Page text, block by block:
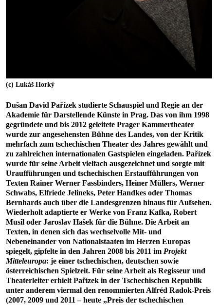
(c) Lukáš Horký
Dušan David Pařízek studierte Schauspiel und Regie an der
Akademie für Darstellende Künste in Prag. Das von ihm 1998
gegründete und bis 2012 geleitete Prager Kammertheater
wurde zur angesehensten Bühne des Landes, von der Kritik
mehrfach zum tschechischen Theater des Jahres gewählt und
zu zahlreichen internationalen Gastspielen eingeladen. Pařízek
wurde für seine Arbeit vielfach ausgezeichnet und sorgte mit
Uraufführungen und tschechischen Erstaufführungen von
Texten Rainer Werner Fassbinders, Heiner Müllers, Werner
Schwabs, Elfriede Jelineks, Peter Handkes oder Thomas
Bernhards auch über die Landesgrenzen hinaus für Aufsehen.
Wiederholt adaptierte er Werke von Franz Kafka, Robert
Musil oder Jaroslav Hašek für die Bühne. Die Arbeit an
Texten, in denen sich das wechselvolle Mit- und
Nebeneinander von Nationalstaaten im Herzen Europas
spiegelt, gipfelte in den Jahren 2008 bis 2011 im Projekt
Mitteleuropa: je einer tschechischen, deutschen sowie
österreichischen Spielzeit. Für seine Arbeit als Regisseur und
Theaterleiter erhielt Pařízek in der Tschechischen Republik
unter anderem viermal den renommierten Alfréd Radok-Preis
(2007, 2009 und 2011 – heute „Preis der tschechischen